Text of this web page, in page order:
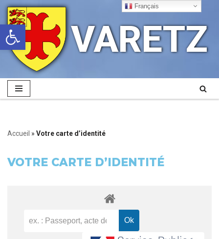
Ouvrir la barre d’outils
Aller
au
contenu
VARETZ
Accueil » Votre carte d’identité
VOTRE CARTE D’IDENTITÉ
Français